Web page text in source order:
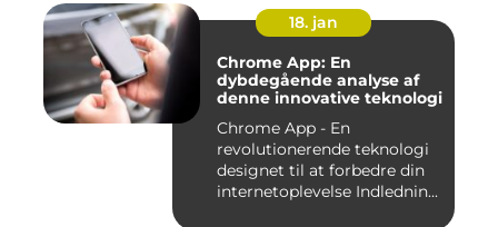
18. jan
Chrome App: En
dybdegående analyse af
denne innovative teknologi
Chrome App - En
revolutionerende teknologi
designet til at forbedre din
internetoplevelse Indlednin...